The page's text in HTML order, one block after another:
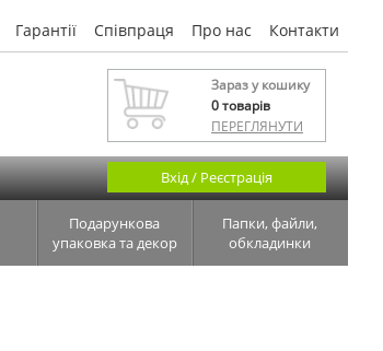
Гарантії Співпраця Про нас Контакти
Зараз у кошику
0товарів
ПЕРЕГЛЯНУТИ
Вхід / Реєстрація
Подарункова
упаковка та декор
Папки, файли,
обкладинки